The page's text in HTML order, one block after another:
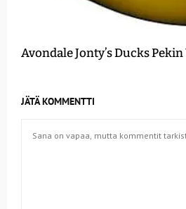
Avondale Jonty’s Ducks
JÄTÄ KOMMENTTI